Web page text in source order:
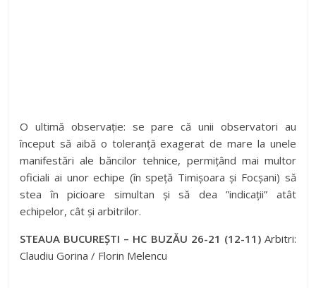
O ultimă observație: se pare că unii observatori au
început să aibă o toleranță exagerat de mare la unele
manifestări ale băncilor tehnice, permițând mai multor
oficiali ai unor echipe (în speță Timișoara și Focșani) să
stea în picioare simultan și să dea ”indicații” atât
echipelor, cât și arbitrilor.
STEAUA BUCUREȘTI – HC BUZĂU 26-21 (12-11)Arbitri:
Claudiu Gorina / Florin Melencu